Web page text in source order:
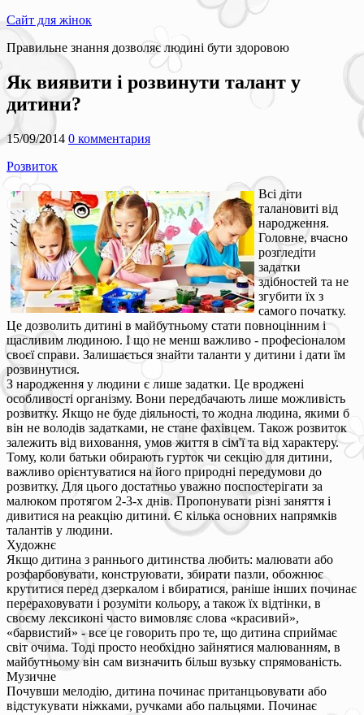
Сайт для жінок
Правильне знання дозволяє людині бути здоровою
Як виявити і розвинути талант у
дитини?
15/09/2014 0 комментария
Розвиток
Всі діти
талановиті від
народження.
Головне, вчасно
розгледіти
задатки
здібностей та не
згубити їх з
самого початку.
Це дозволить дитині в майбутньому стати повноцінним і
щасливим людиною. І що не менш важливо - професіоналом
своєї справи. Залишається знайти таланти у дитини і дати їм
розвинутися.
З народження у людини є лише задатки. Це вроджені
особливості організму. Вони передбачають лише можливість
розвитку. Якщо не буде діяльності, то жодна людина, якими б
він не володів задатками, не стане фахівцем. Також розвиток
залежить від виховання, умов життя в сім'ї та від характеру.
Тому, коли батьки обирають гурток чи секцію для дитини,
важливо орієнтуватися на його природні передумови до
розвитку. Для цього достатньо уважно поспостерігати за
малюком протягом 2-3-х днів. Пропонувати різні заняття і
дивитися на реакцію дитини. Є кілька основних напрямків
талантів у людини.
Художнє
Якщо дитина з раннього дитинства любить: малювати або
розфарбовувати, конструювати, збирати пазли, обожнює
крутитися перед дзеркалом і вбиратися, раніше інших починає
перераховувати і розуміти кольору, а також їх відтінки, в
своєму лексиконі часто вимовляє слова «красивий»,
«барвистий» - все це говорить про те, що дитина сприймає
світ очима. Тоді просто необхідно зайнятися малюванням, в
майбутньому він сам визначить більш вузьку спрямованість.
Музичне
Почувши мелодію, дитина починає пританцьовувати або
відстукувати ніжками, ручками або пальцями. Починає